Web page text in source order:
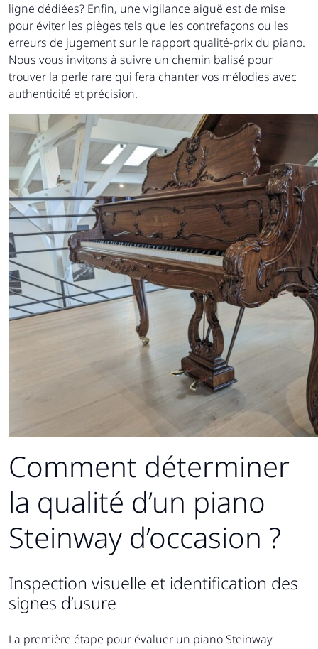
ligne dédiées? Enfin, une vigilance aiguë est de mise
pour éviter les pièges tels que les contrefaçons ou les
erreurs de jugement sur le rapport qualité-prix du piano.
Nous vous invitons à suivre un chemin balisé pour
trouver la perle rare qui fera chanter vos mélodies avec
authenticité et précision.
Comment déterminer
la qualité d’un piano
Steinway d’occasion ?
Inspection visuelle et identification des
signes d’usure
La première étape pour évaluer un piano Steinway